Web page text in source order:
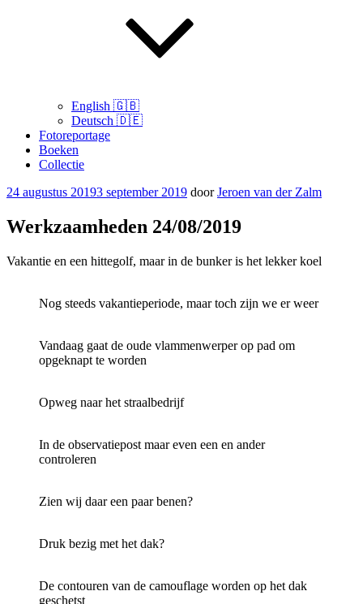
English 🇬🇧
Deutsch 🇩🇪
Fotoreportage
Boeken
Collectie
Geplaatst
24 augustus 20193 september 2019 doorJeroen van der Zalm
Werkzaamheden 24/08/2019
Vakantie en een hittegolf, maar in de bunker is het lekker koel
Nog steeds vakantieperiode, maar toch zijn we er weer
Vandaag gaat de oude vlammenwerper op pad om
opgeknapt te worden
Opweg naar het straalbedrijf
In de observatiepost maar even een en ander
controleren
Zien wij daar een paar benen?
Druk bezig met het dak?
De contouren van de camouflage worden op het dak
geschetst